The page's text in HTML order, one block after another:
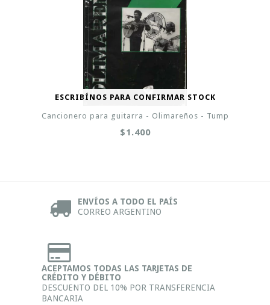
ESCRIBÍNOS PARA CONFIRMAR STOCK
Cancionero para guitarra - Olimareños - Tump
$1.400
ENVÍOS A TODO EL PAÍS
CORREO ARGENTINO
ACEPTAMOS TODAS LAS TARJETAS DE
CRÉDITO Y DÉBITO
DESCUENTO DEL 10% POR TRANSFERENCIA
BANCARIA